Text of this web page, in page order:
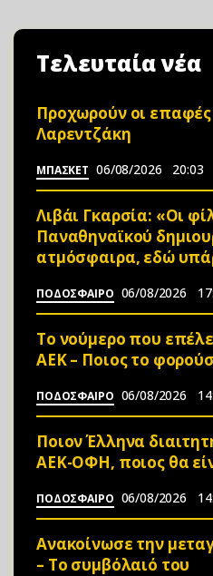
Τελευταία νέα
Προχωρούν οι
Λαρεντζάκη
ΜΠΑΣΚΕΤ 06/08/2026 20:03
Λιβάι Γκαρσία: «Οι
Παναθηναϊκού
ατμόσφαιρα, εδώ
ΠΟΔΟΣΦΑΙΡΟ 06/08/2026
Το νούμερο που
ΑΕΚ – Ποιος το
ΠΟΔΟΣΦΑΙΡΟ 06/08/2026
Ποιον Έλληνα
ΑΕΚ-ΟΦΗ, ποιος θα
ΠΟΔΟΣΦΑΙΡΟ 06/08/2026
Ανακοίνωσε την
– Το συμβόλαιό του